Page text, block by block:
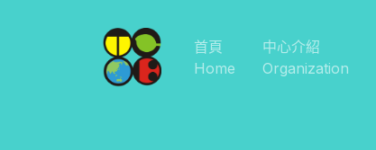
首頁
Home
中心介紹
Organization